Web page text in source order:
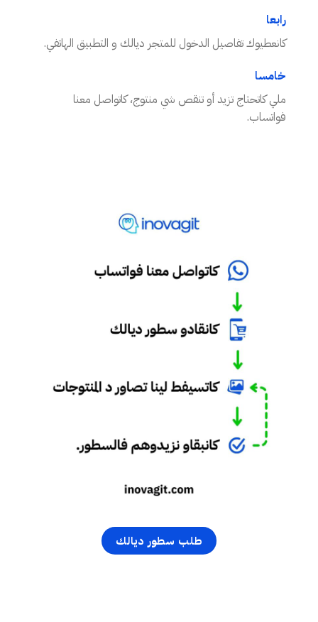
رابعا
كانعطيوك تفاصيل الدخول للمتجر ديالك و التطبيق الهاتفي.
خامسا
ملي كاتحتاج تزيد أو تنقص شي منتوج، كاتواصل معنا
فواتساب.
طلب سطور ديالك